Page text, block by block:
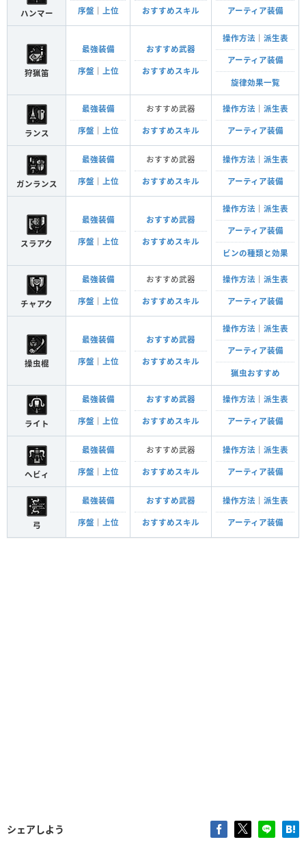
ハンマー 序盤 上位 おすすめスキル アーティア装備
狩猟笛
最強装備
序盤 上位
おすすめ武器
おすすめスキル
操作方法 派生表
アーティア装備
旋律効果一覧
ランス
最強装備
序盤 上位
おすすめ武器
おすすめスキル
操作方法 派生表
アーティア装備
ガンランス
最強装備
序盤 上位
おすすめ武器
おすすめスキル
操作方法 派生表
アーティア装備
スラアク
最強装備
序盤 上位
おすすめ武器
おすすめスキル
操作方法 派生表
アーティア装備
ビンの種類と効果
チャアク
最強装備
序盤 上位
おすすめ武器
おすすめスキル
操作方法 派生表
アーティア装備
操虫棍
最強装備
序盤 上位
おすすめ武器
おすすめスキル
操作方法 派生表
アーティア装備
猟虫おすすめ
ライト
最強装備
序盤 上位
おすすめ武器
おすすめスキル
操作方法 派生表
アーティア装備
ヘビィ
最強装備
序盤 上位
おすすめ武器
おすすめスキル
操作方法 派生表
アーティア装備
弓
最強装備
序盤 上位
おすすめ武器
おすすめスキル
操作方法 派生表
アーティア装備
シェアしよう